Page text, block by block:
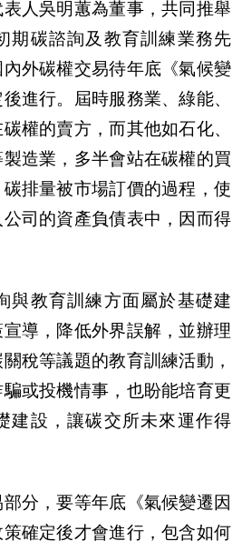
人吳明蕙為董事，共同推舉
期碳諮詢及教育訓練業務先
外碳權交易待年底《氣候變
進行。屆時服務業、綠能、
權的賣方，而其他如石化、
造業，多半會站在碳權的買
排量被市場訂價的過程，使
司的資產負債表中，因而得
與教育訓練方面屬於基礎建
導，降低外界誤解，並辦理
稅等議題的教育訓練活動，
或投機情事，也盼能培育更
建設，讓碳交所未來運作得
分，要等年底《氣候變遷因
確定後才會進行，包含如何